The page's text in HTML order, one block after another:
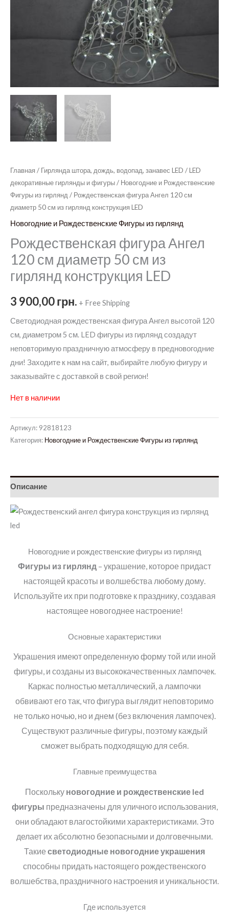
Главная / Гирлянда штора, дождь, водопад, занавес LED /LED
декоративные гирлянды и фигуры/ Новогодние и Рождественские
Фигуры из гирлянд / Рождественская фигура Ангел 120 см
диаметр 50 см из гирлянд конструкция LED
Новогодние и Рождественские Фигуры из гирлянд
Рождественская фигура Ангел
120 см диаметр 50 см из
гирлянд конструкция LED
3 900,00грн. + Free Shipping
Светодиодная рождественская фигура Ангел высотой 120
см, диаметром 5 см. LED фигуры из гирлянд создадут
неповторимую праздничную атмосферу в предновогодние
дни! Заходите к нам на сайт, выбирайте любую фигуру и
заказывайте с доставкой в свой регион!
Нет в наличии
Артикул: 92818123
Категория: Новогодние и Рождественские Фигуры из гирлянд
Описание
Новогодние и рождественские фигуры из гирлянд
Фигуры из гирлянд – украшение, которое придаст
настоящей красоты и волшебства любому дому.
Используйте их при подготовке к празднику, создавая
настоящее новогоднее настроение!
Основные характеристики
Украшения имеют определенную форму той или иной
фигуры, и созданы из высококачественных лампочек.
Каркас полностью металлический, а лампочки
обвивают его так, что фигура выглядит неповторимо
не только ночью, но и днем (без включения лампочек).
Существуют различные фигуры, поэтому каждый
сможет выбрать подходящую для себя.
Главные преимущества
Поскольку новогодние и рождественские led
фигуры предназначены для уличного использования,
они обладают влагостойкими характеристиками. Это
делает их абсолютно безопасными и долговечными.
Такие светодиодные новогодние украшения
способны придать настоящего рождественского
волшебства, праздничного настроения и уникальности.
Где используется